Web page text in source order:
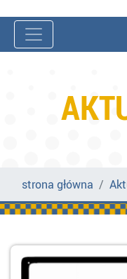
strona główna